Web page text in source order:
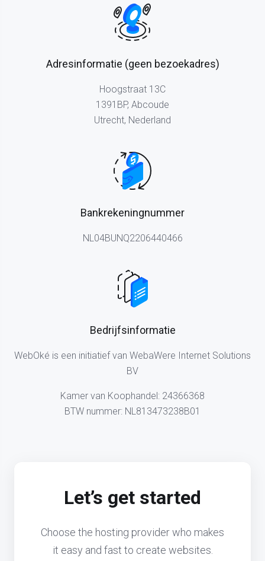
Adresinformatie (geen bezoekadres)
Hoogstraat 13C
1391BP, Abcoude
Utrecht, Nederland
Bankrekeningnummer
NL04BUNQ2206440466
Bedrijfsinformatie
WebOké is een initiatief van WebaWere Internet Solutions
BV
Kamer van Koophandel: 24366368
BTW nummer: NL813473238B01
Let’s get started
Choose the hosting provider who makes
it easy and fast to create websites.